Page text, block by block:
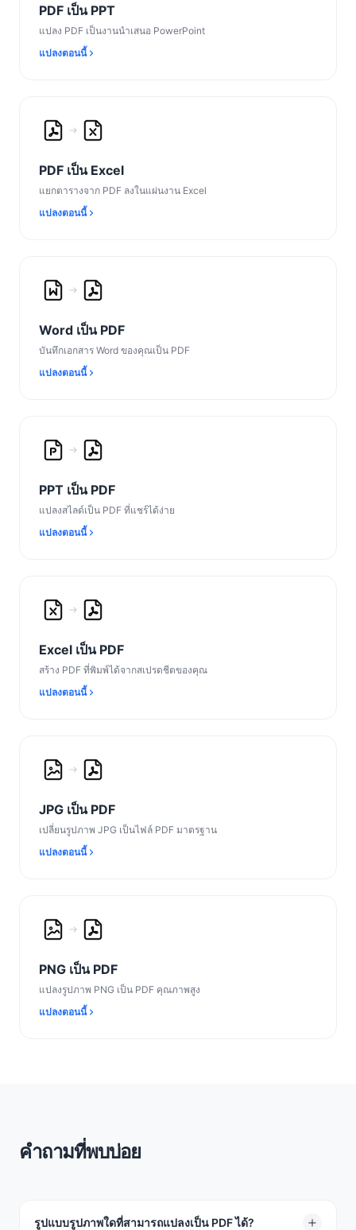
PDF เป็น PPT
แปลง PDF เป็นงานนำเสนอ PowerPoint
แปลงตอนนี้
PDF เป็น Excel
แยกตารางจาก PDF ลงในแผ่นงาน Excel
แปลงตอนนี้
Word เป็น PDF
บันทึกเอกสาร Word ของคุณเป็น PDF
แปลงตอนนี้
PPT เป็น PDF
แปลงสไลด์เป็น PDF ที่แชร์ได้ง่าย
แปลงตอนนี้
Excel เป็น PDF
สร้าง PDF ที่พิมพ์ได้จากสเปรดชีตของคุณ
แปลงตอนนี้
JPG เป็น PDF
เปลี่ยนรูปภาพ JPG เป็นไฟล์ PDF มาตรฐาน
แปลงตอนนี้
PNG เป็น PDF
แปลงรูปภาพ PNG เป็น PDF คุณภาพสูง
แปลงตอนนี้
คำถามที่พบบ่อย
รูปแบบรูปภาพใดที่สามารถแปลงเป็น PDF ได้?